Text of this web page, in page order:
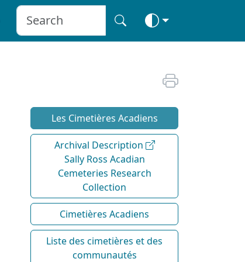
Les Cimetières Acadiens
Archival Description
Sally Ross Acadian
Cemeteries Research
Collection
Cimetières Acadiens
Liste des cimetières et des
communautés